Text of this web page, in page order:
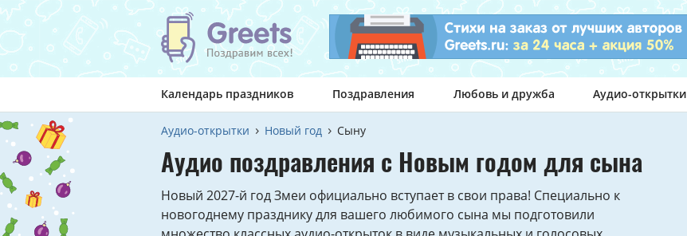
Календарь праздников Поздравления Любовь и дружба Аудио-открытки
Аудио-открытки Новый год Сыну
Аудио поздравления с Новым годом для сына
Новый 2027-й год Змеи официально вступает в свои права! Специально к
новогоднему празднику для вашего любимого сына мы подготовили